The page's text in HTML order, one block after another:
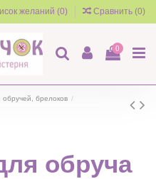
желаний (0) Сравнить (0)
0
обручей, брелоков
обруча